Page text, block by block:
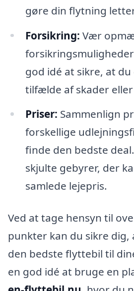
gøre din flytning
Forsikring: Vær
god idé at sikre, at
tilfælde af skader
Priser: Sammenlign
forskellige
finde den bedste
skjulte gebyrer, der
samlede lejepris.
Ved at tage hensyn til
punkter kan du sikre
den bedste flyttebil til
en god idé at bruge en